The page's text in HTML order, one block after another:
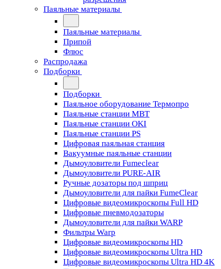
Паяльные материалы
Паяльные материалы
Припой
Флюс
Распродажа
Подборки
Подборки
Паяльное оборудование Термопро
Паяльные станции MBT
Паяльные станции OKI
Паяльные станции PS
Цифровая паяльная станция
Вакуумные паяльные станции
Дымоуловители Fumeclear
Дымоуловители PURE-AIR
Ручные дозаторы под шприц
Дымоуловители для пайки FumeClear
Цифровые видеомикроскопы Full HD
Цифровые пневмодозаторы
Дымоуловители для пайки WARP
Фильтры Warp
Цифровые видеомикроскопы HD
Цифровые видеомикроскопы Ultra HD
Цифровые видеомикроскопы Ultra HD 4K